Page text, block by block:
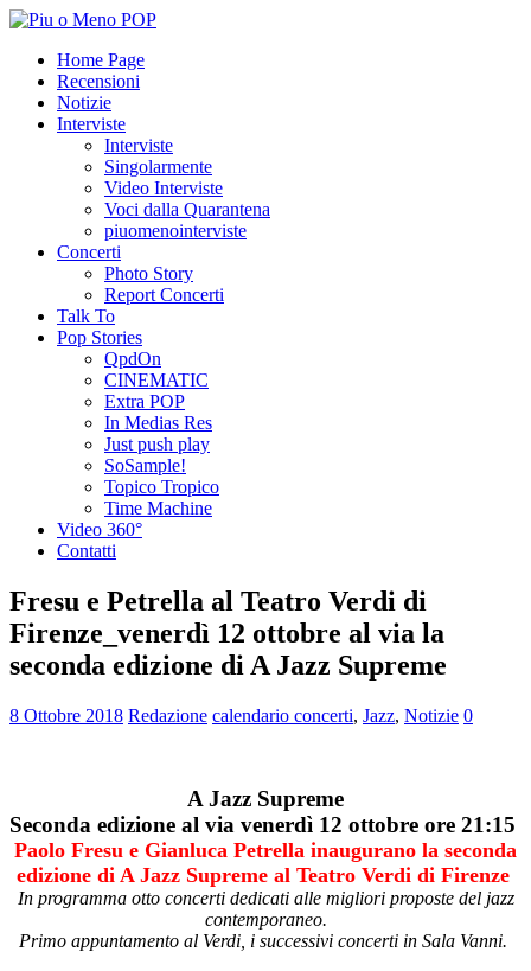
Home Page
Recensioni
Notizie
Interviste
Interviste
Singolarmente
Video Interviste
Voci dalla Quarantena
piuomenointerviste
Concerti
Photo Story
Report Concerti
Talk To
Pop Stories
QpdOn
CINEMATIC
Extra POP
In Medias Res
Just push play
SoSample!
Topico Tropico
Time Machine
Video 360°
Contatti
Fresu e Petrella al Teatro Verdi di
Firenze_venerdì 12 ottobre al via la
seconda edizione di A Jazz Supreme
8 Ottobre 2018 Redazione calendario concerti, Jazz, Notizie 0
A Jazz Supreme
Seconda edizione al via venerdì 12 ottobre ore 21:15
Paolo Fresu e Gianluca Petrella inaugurano la seconda
edizione di A Jazz Supreme al Teatro Verdi di Firenze
In programma otto concerti dedicati alle migliori proposte del jazz
contemporaneo.
Primo appuntamento al Verdi, i successivi concerti in Sala Vanni.